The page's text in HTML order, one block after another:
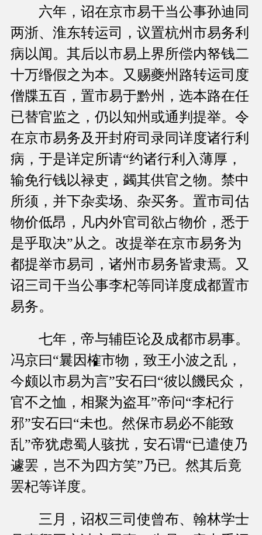
六年，诏在京市易干当公事孙迪同
两浙、淮东转运司，议置杭州市易务利
病以闻。其后以市易上界所偿内帑钱二
十万缗假之为本。又赐夔州路转运司度
僧牒五百，置市易于黔州，选本路在任
已替官监之，仍以知州或通判提举。令
在京市易务及开封府司录同详度诸行利
病，于是详定所请“约诸行利入薄厚，
输免行钱以禄吏，蠲其供官之物。禁中
所须，并下杂卖场、杂买务。置市司估
物价低昂，凡内外官司欲占物价，悉于
是乎取决”从之。改提举在京市易务为
都提举市易司，诸州市易务皆隶焉。又
诏三司干当公事李杞等同详度成都置市
易务。
七年，帝与辅臣论及成都市易事。
冯京曰“曩因榷市物，致王小波之乱，
今颇以市易为言”安石曰“彼以饑民众，
官不之恤，相聚为盗耳”帝问“李杞行
邪”安石曰“未也。然保市易必不能致
乱”帝犹虑蜀人骇扰，安石谓“已遣使乃
遽罢，岂不为四方笑”乃已。然其后竟
罢杞等详度。
三月，诏权三司使曾布、翰林学士